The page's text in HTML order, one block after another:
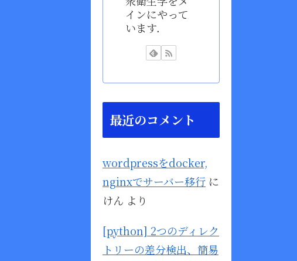
インにやって
います．
最近のコメント
wordpressをdocker,
nginxでサーバー移行 に
けん より
[python] 2つのディレク
トリーの差分検出、簡易